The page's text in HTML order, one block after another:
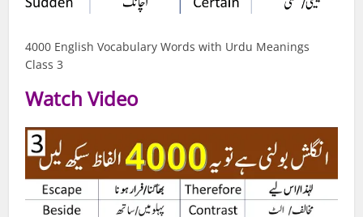
4000 English Vocabulary Words with Urdu Meanings
Class 3
Watch Video